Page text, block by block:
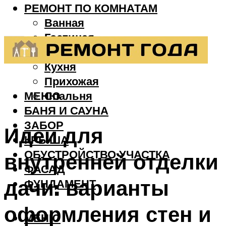
РЕМОНТ ПО КОМНАТАМ
Ванная
Гостиная
Детская
Кухня
Прихожая
Спальня
БАНЯ И САУНА
ЗАБОР
КРЫША
ОБУСТРОЙСТВО УЧАСТКА
ФАСАД
ФУНДАМЕНТ
МЕНЮ
МЕНЮ
Идеи для
внутренней отделки
дачи: варианты
оформления стен и